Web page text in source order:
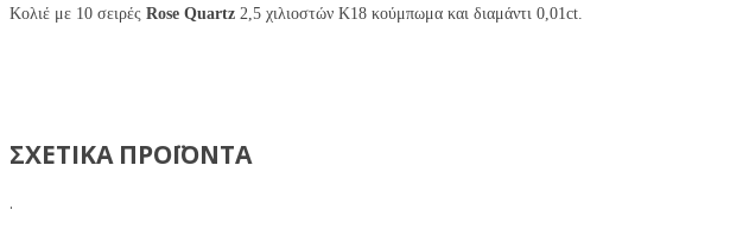
Κολιέ με 10 σειρές Rose Quartz 2,5 χιλιοστών Κ18 κούμπωμα και διαμάντι 0,01ct.
ΣΧΕΤΙΚΑ ΠΡΟΪΟΝΤΑ
.